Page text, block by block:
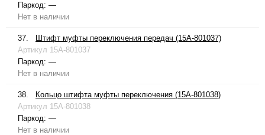
Паркод: —
Нет в наличии
37.
Штифт муфты переключения передач (15A-801037)
Артикул 15A-801037
Паркод: —
Нет в наличии
38.
Кольцо штифта муфты переключения (15A-801038)
Артикул 15A-801038
Паркод: —
Нет в наличии